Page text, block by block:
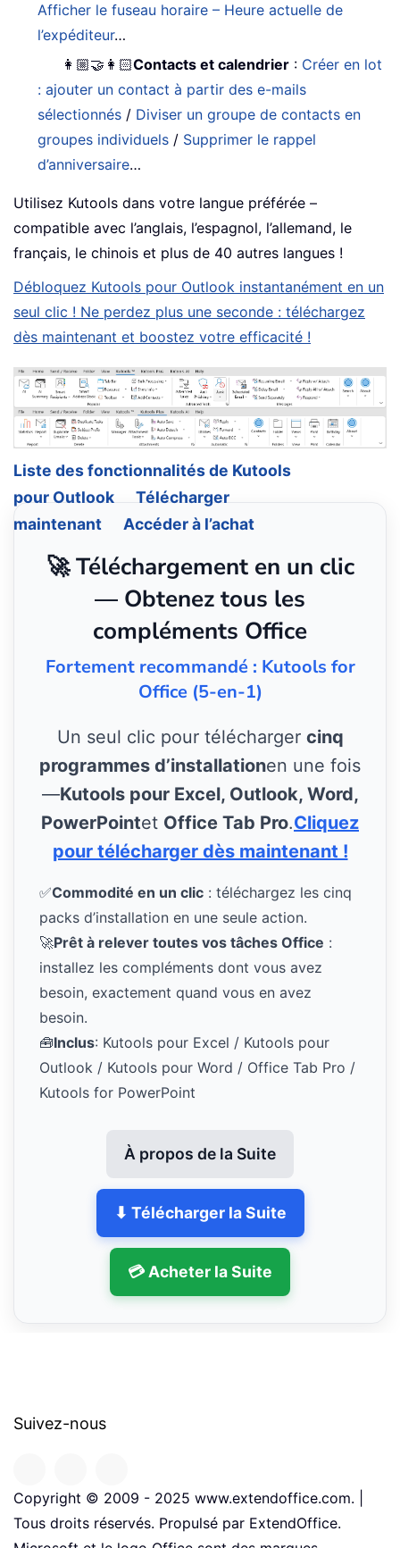
Afficher le fuseau horaire – Heure actuelle de
l’expéditeur…
👩🏼‍🤝‍👩🏻Contacts et calendrier : Créer en lot
: ajouter un contact à partir des e-mails
sélectionnés / Diviser un groupe de contacts en
groupes individuels / Supprimer le rappel
d’anniversaire…
Utilisez Kutools dans votre langue préférée –
compatible avec l’anglais, l’espagnol, l’allemand, le
français, le chinois et plus de 40 autres langues !
Débloquez Kutools pour Outlook instantanément en un
seul clic ! Ne perdez plus une seconde : téléchargez
dès maintenant et boostez votre efficacité !
Liste des fonctionnalités de Kutools
pour Outlook
Télécharger
maintenant
Accéder à l’achat
🚀 Téléchargement en un clic
— Obtenez tous les
compléments Office
Fortement recommandé : Kutools for
Office (5-en-1)
Un seul clic pour télécharger cinq
programmes d’installationen une fois
—Kutools pour Excel, Outlook, Word,
PowerPointet Office Tab Pro.Cliquez
pour télécharger dès maintenant !
✅Commodité en un clic : téléchargez les cinq
packs d’installation en une seule action.
🚀Prêt à relever toutes vos tâches Office :
installez les compléments dont vous avez
besoin, exactement quand vous en avez
besoin.
🧰Inclus: Kutools pour Excel / Kutools pour
Outlook / Kutools pour Word / Office Tab Pro /
Kutools for PowerPoint
À propos de la Suite
⬇ Télécharger la Suite
💳 Acheter la Suite
Suivez-nous
Copyright © 2009 - 2025 www.extendoffice.com. |
Tous droits réservés. Propulsé par ExtendOffice.